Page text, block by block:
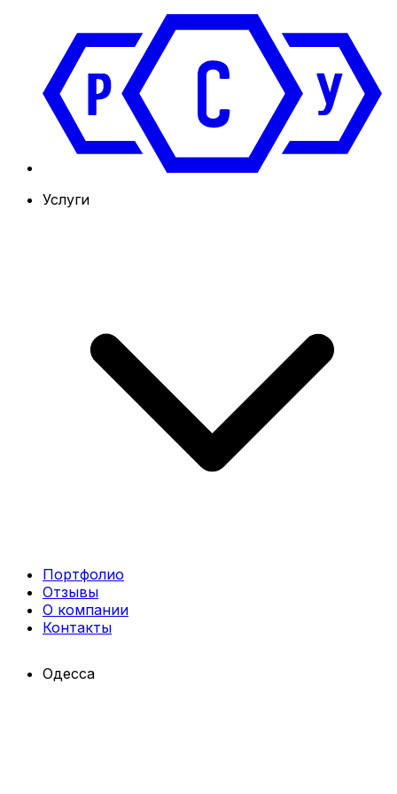
Услуги
Портфолио
Отзывы
О компании
Контакты
Одесса